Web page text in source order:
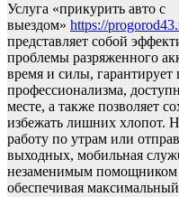
Услуга «прикурить авто с
выездом» https://
представляет собой
проблемы разряженного
время и силы, гарантирует
профессионализма,
месте, а также позволяет
избежать лишних хлопот.
работу по утрам или
выходных, мобильная
незаменимым помощником
обеспечивая